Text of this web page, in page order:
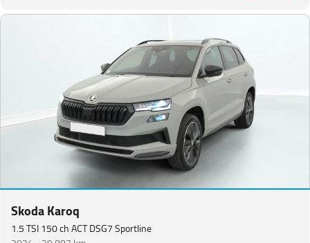
Skoda Karoq
1.5 TSI 150 ch ACT DSG7 Sportline